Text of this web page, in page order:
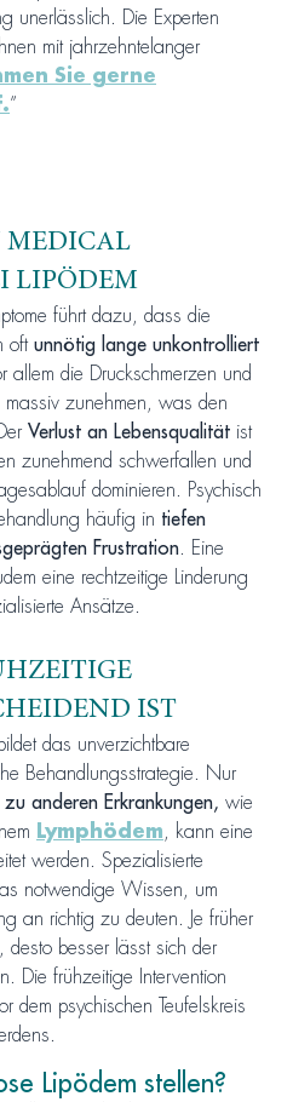
unerlässlich. Die Experten
mit jahrzehntelanger
Sie gerne
”
MEDICAL
LIPÖDEM
führt dazu, dass die
oft unnötig lange unkontrolliert
allem die Druckschmerzen und
zunehmen, was den
Verlust an Lebensqualität ist
zunehmend schwerfallen und
dominieren. Psychisch
häufig in tiefen
Frustration . Eine
eine rechtzeitige Linderung
Ansätze.
IST
das unverzichtbare
Behandlungsstrategie. Nur
anderen Erkrankungen, wie
Lymphödem , kann eine
werden. Spezialisierte
notwendige Wissen, um
an richtig zu deuten. Je früher
besser lässt sich der
Die frühzeitige Intervention
dem psychischen Teufelskreis
Lipödem stellen?